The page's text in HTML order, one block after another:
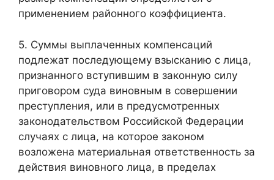
применением районного коэффициента.
5. Суммы выплаченных компенсаций
подлежат последующему взысканию с лица,
признанного вступившим в законную силу
приговором суда виновным в совершении
преступления, или в предусмотренных
законодательством Российской Федерации
случаях с лица, на которое законом
возложена материальная ответственность за
действия виновного лица, в пределах